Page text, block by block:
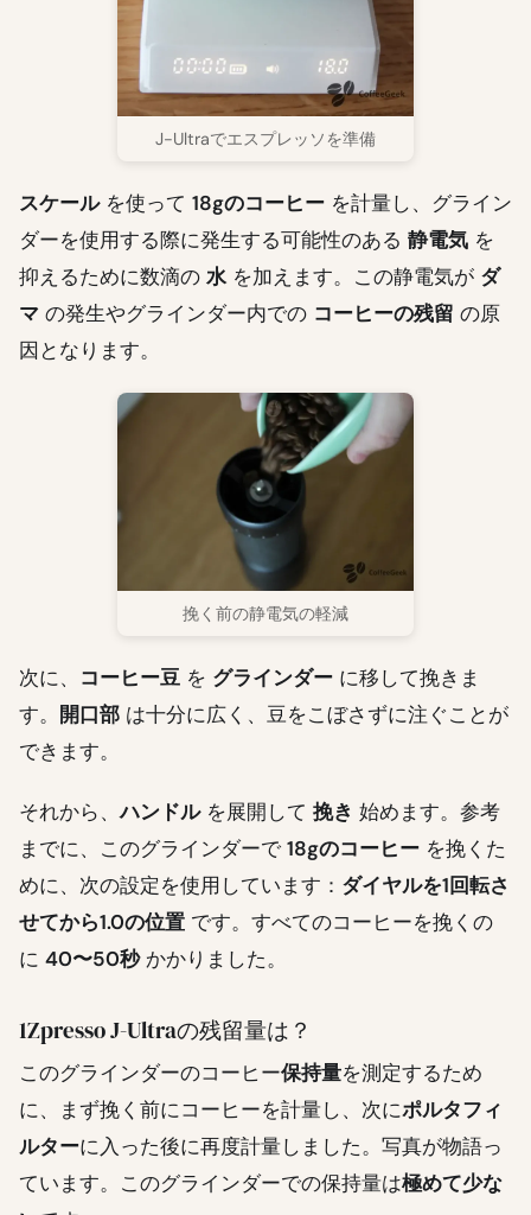
J-Ultraでエスプレッソを準備
スケールを使って 18gのコーヒー を計量し、グライン
ダーを使用する際に発生する可能性のある 静電気 を
抑えるために数滴の 水 を加えます。この静電気が ダ
マ の発生やグラインダー内での コーヒーの残留 の原
因となります。
挽く前の静電気の軽減
次に、 コーヒー豆 を グラインダー に移して挽きま
す。 開口部 は十分に広く、豆をこぼさずに注ぐことが
できます。
それから、ハンドルを展開して 挽き 始めます。参考
までに、このグラインダーで 18gのコーヒー を挽くた
めに、次の設定を使用しています： ダイヤルを1回転さ
せてから1.0の位置 です。すべてのコーヒーを挽くの
に 40〜50秒かかりました。
1Zpresso J-Ultraの残留量は？
このグラインダーのコーヒー保持量を測定するため
に、まず挽く前にコーヒーを計量し、次にポルタフィ
ルターに入った後に再度計量しました。写真が物語っ
ています。このグラインダーでの保持量は極めて少な